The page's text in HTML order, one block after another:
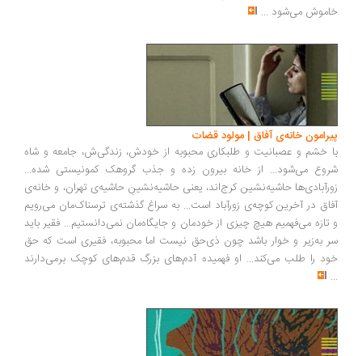
خاموش می‌شود ...
پیرامون خانه‌ی آفاق | مولود قضات
با خشم و عصبانیت و طلبکاری محبوبه از خودش، زندگی‌ش، جامعه و شاه
شروع می‌شود... از خانه بیرون زده و جذب گروهک کمونیستی شده...
زورآبادی‌ها حاشیه‌نشین کرج‌اند، یعنی حاشیه‌نشینِ حاشیه‌ی تهران، و خانه‌ی
آفاق در آخرین کوچه‌ی زورآباد است... به سراغ گذشته‌ی ترسناک‌مان می‌رویم
و تازه می‌فهمیم هیچ چیزی از خودمان و جایگاه‌مان نمی‌دانستیم... فقیر باید
سر به‌زیر و خوار باشد چون ذی‌حق نیست اما محبوبه، فقیری است که حق
خود را طلب می‌کند... او فهمیده آدم‌های بزرگ قدم‌های کوچک برمی‌دارند
...